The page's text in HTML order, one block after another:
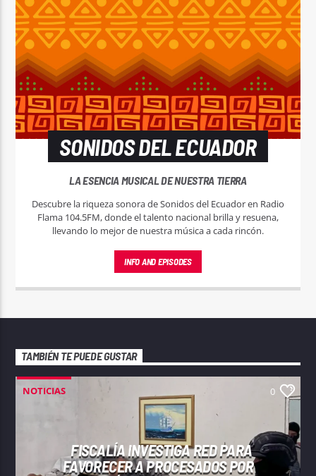
SONIDOS DEL ECUADOR
LA ESENCIA MUSICAL DE NUESTRA TIERRA
Descubre la riqueza sonora de Sonidos del Ecuador en Radio
Flama 104.5FM, donde el talento nacional brilla y resuena,
llevando lo mejor de nuestra música a cada rincón.
INFO AND EPISODES
TAMBIÉN TE PUEDE GUSTAR
NOTICIAS 0
FISCALÍA INVESTIGA RED PARA
FAVORECER A PROCESADOS POR